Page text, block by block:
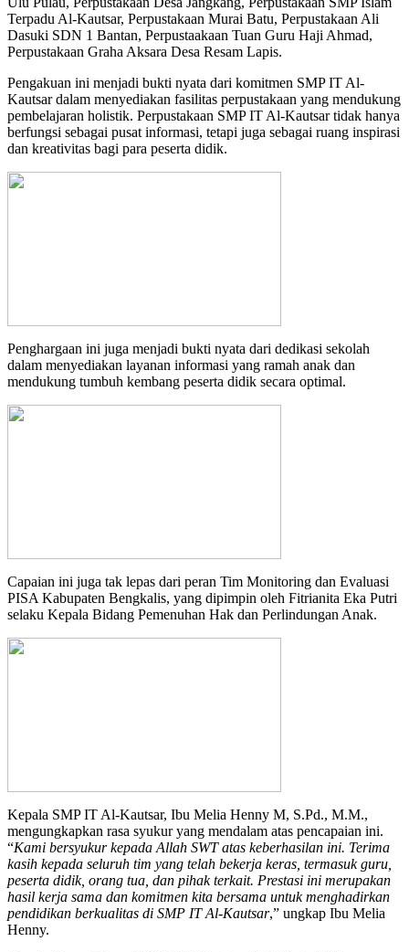
Terpadu Al-Kautsar, Perpustakaan Murai Batu, Perpustakaan Ali
Dasuki SDN 1 Bantan, Perpustaakaan Tuan Guru Haji Ahmad,
Perpustakaan Graha Aksara Desa Resam Lapis.
Pengakuan ini menjadi bukti nyata dari komitmen SMP IT Al-
Kautsar dalam menyediakan fasilitas perpustakaan yang mendukung
pembelajaran holistik. Perpustakaan SMP IT Al-Kautsar tidak hanya
berfungsi sebagai pusat informasi, tetapi juga sebagai ruang inspirasi
dan kreativitas bagi para peserta didik.
Penghargaan ini juga menjadi bukti nyata dari dedikasi sekolah
dalam menyediakan layanan informasi yang ramah anak dan
mendukung tumbuh kembang peserta didik secara optimal.
Capaian ini juga tak lepas dari peran Tim Monitoring dan Evaluasi
PISA Kabupaten Bengkalis, yang dipimpin oleh Fitrianita Eka Putri
selaku Kepala Bidang Pemenuhan Hak dan Perlindungan Anak.
Kepala SMP IT Al-Kautsar, Ibu Melia Henny M, S.Pd., M.M.,
mengungkapkan rasa syukur yang mendalam atas pencapaian ini.
“Kami bersyukur kepada Allah SWT atas keberhasilan ini. Terima
kasih kepada seluruh tim yang telah bekerja keras, termasuk guru,
peserta didik, orang tua, dan pihak terkait. Prestasi ini merupakan
hasil kerja sama dan komitmen kita bersama untuk menghadirkan
pendidikan berkualitas di SMP IT Al-Kautsar,” ungkap Ibu Melia
Henny.